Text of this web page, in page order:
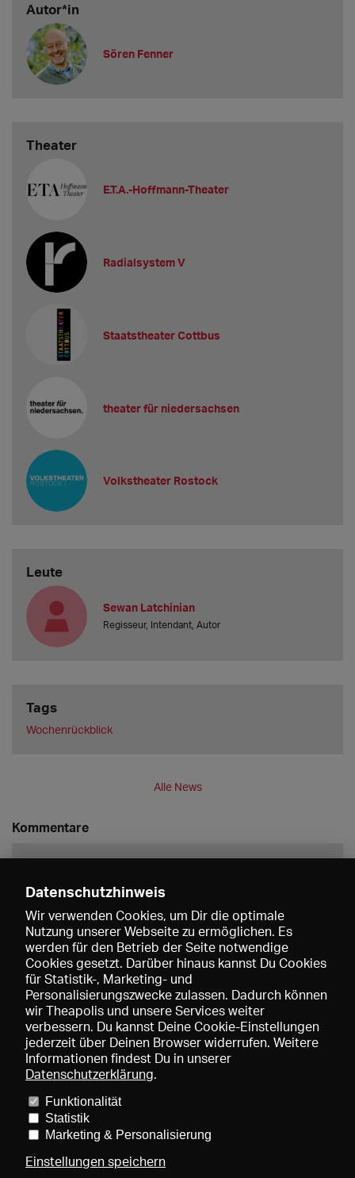
Autor*in
Sören Fenner
Theater
E.T.A.-Hoffmann-Theater
Radialsystem V
Staatstheater Cottbus
theater für niedersachsen
Volkstheater Rostock
Leute
Sewan Latchinian
Regisseur, Intendant, Autor
Tags
Wochenrückblick
Alle News
Kommentare
Speichern
Preise und Mitgliedschaften
Mediadaten
Über uns Impressum
Datenschutzhinweis
Wir verwenden Cookies, um Dir die optimale
Nutzung unserer Webseite zu ermöglichen. Es
werden für den Betrieb der Seite notwendige
Cookies gesetzt. Darüber hinaus kannst Du Cookies
für Statistik-, Marketing- und
Personalisierungszwecke zulassen. Dadurch können
wir Theapolis und unsere Services weiter
verbessern. Du kannst Deine Cookie-Einstellungen
jederzeit über Deinen Browser widerrufen. Weitere
Informationen findest Du in unserer
Datenschutzerklärung.
Funktionalität
Statistik
Marketing & Personalisierung
Einstellungen speichern